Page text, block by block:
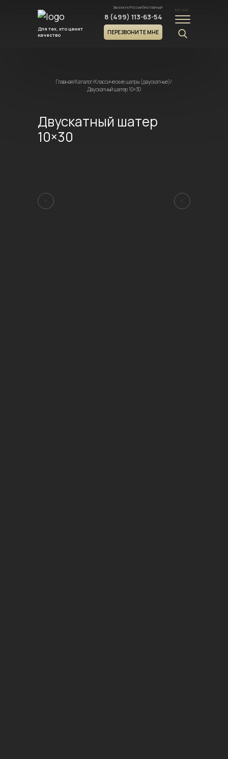
Для тех, кто ценит
качество
Звонок по России бесплатный
8 (499) 113-63-54
ПЕРЕЗВОНИТЕ МНЕ
МЕНЮ
Главная/Каталог/Классические шатры (двускатные)/
Двускатный шатер 10×30
Двускатный шатер
10×30